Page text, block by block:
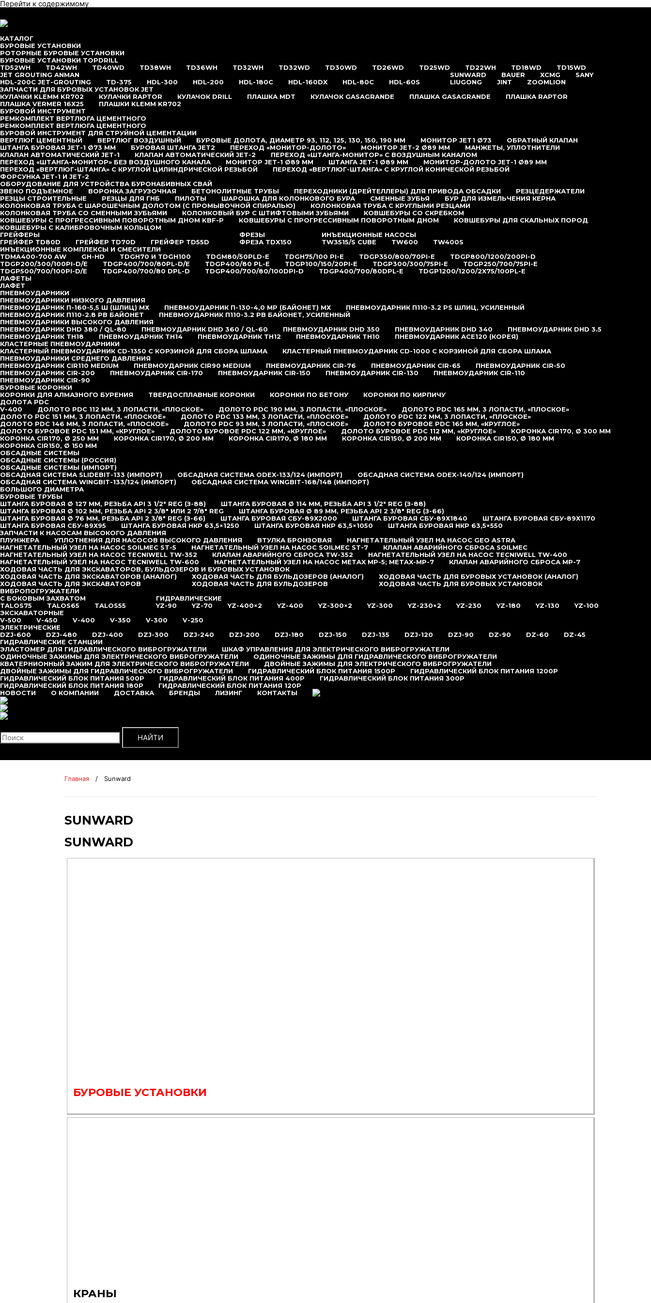
Перейти к содержимому
КАТАЛОГ
БУРОВЫЕ УСТАНОВКИ
РОТОРНЫЕ БУРОВЫЕ УСТАНОВКИ
БУРОВЫЕ УСТАНОВКИ TOPDRILL
TD52WH
TD42WH TD40WD TD38WH TD36WH TD32WH TD32WD TD30WD TD26WD TD25WD TD22WH TD18WD
TD15WD
JET GROUTING ANMAN
HDL-200C JET-GROUTING
TD-375 HDL-300 HDL-200 HDL-180С HDL-160DX HDL-80C HDL-60S
SUNWARD BAUER XCMG
SANY
LIUGONG
JINT
ZOOMLION
ЗАПЧАСТИ ДЛЯ БУРОВЫХ УСТАНОВОК JET
КУЛАЧКИ KLEMM KR702
КУЛАЧКИ RAPTOR КУЛАЧОК DRILL ПЛАШКА MDT КУЛАЧОК GASAGRANDE ПЛАШКА GASAGRANDE
ПЛАШКА RAPTOR
ПЛАШКА VERMER 16Х25
ПЛАШКИ KLEMM KR702
БУРОВОЙ ИНСТРУМЕНТ
РЕМКОМПЛЕКТ ВЕРТЛЮГА ЦЕМЕНТНОГО
РЕМКОМПЛЕКТ ВЕРТЛЮГА ЦЕМЕНТНОГО
БУРОВОЙ ИНСТРУМЕНТ ДЛЯ СТРУЙНОЙ ЦЕМЕНТАЦИИ
ВЕРТЛЮГ ЦЕМЕНТНЫЙ
ВЕРТЛЮГ ВОЗДУШНЫЙ БУРОВЫЕ ДОЛОТА, ДИАМЕТР 93, 112, 125, 130, 150, 190 ММ МОНИТОР JET1 Ø73
ОБРАТНЫЙ КЛАПАН
ШТАНГА БУРОВАЯ JET-1 Ø73 ММ
БУРОВАЯ ШТАНГА JET2 ПЕРЕХОД «МОНИТОР-ДОЛОТО» МОНИТОР JET-2 Ø89 ММ
МАНЖЕТЫ, УПЛОТНИТЕЛИ
КЛАПАН АВТОМАТИЧЕСКИЙ JET-1
КЛАПАН АВТОМАТИЧЕСКИЙ JET-2
ПЕРЕХОД «ШТАНГА-МОНИТОР» С ВОЗДУШНЫМ КАНАЛОМ
ПЕРЕХОД «ШТАНГА-МОНИТОР» БЕЗ ВОЗДУШНОГО КАНАЛА
МОНИТОР JET-1 Ø89 ММ ШТАНГА JET-1 Ø89 ММ
МОНИТОР-ДОЛОТО JET-1 Ø89 ММ
ПЕРЕХОД «ВЕРТЛЮГ-ШТАНГА» С КРУГЛОЙ ЦИЛИНДРИЧЕСКОЙ РЕЗЬБОЙ
ПЕРЕХОД «ВЕРТЛЮГ-ШТАНГА» С КРУГЛОЙ КОНИЧЕСКОЙ РЕЗЬБОЙ
ФОРСУНКА JET-1 И JET-2
ОБОРУДОВАНИЕ ДЛЯ УСТРОЙСТВА БУРОНАБИВНЫХ СВАЙ
ЗВЕНО ПОДЪЕМНОЕ
ВОРОНКА ЗАГРУЗОЧНАЯ БЕТОНОЛИТНЫЕ ТРУБЫ ПЕРЕХОДНИКИ (ДРЕЙТЕЛЛЕРЫ) ДЛЯ ПРИВОДА ОБСАДКИ
РЕЗЦЕДЕРЖАТЕЛИ
РЕЗЦЫ СТРОИТЕЛЬНЫЕ
РЕЗЦЫ ДЛЯ ГНБ ПИЛОТЫ ШАРОШКА ДЛЯ КОЛОНКОВОГО БУРА СМЕННЫЕ ЗУБЬЯ
БУР ДЛЯ ИЗМЕЛЬЧЕНИЯ КЕРНА
КОЛОНКОВАЯ ТРУБА С ШАРОШЕЧНЫМ ДОЛОТОМ (С ПРОМЫВОЧНОЙ СПИРАЛЬЮ)
КОЛОНКОВАЯ ТРУБА С КРУГЛЫМИ РЕЗЦАМИ
КОЛОНКОВАЯ ТРУБА СО СМЕННЫМИ ЗУБЬЯМИ
КОЛОНКОВЫЙ БУР С ШТИФТОВЫМИ ЗУБЬЯМИ
КОВШЕБУРЫ СО СКРЕБКОМ
КОВШЕБУРЫ С ПРОГРЕССИВНЫМ ПОВОРОТНЫМ ДНОМ KBF-P
КОВШЕБУРЫ С ПРОГРЕССИВНЫМ ПОВОРОТНЫМ ДНОМ
КОВШЕБУРЫ ДЛЯ СКАЛЬНЫХ ПОРОД
КОВШЕБУРЫ С КАЛИБРОВОЧНЫМ КОЛЬЦОМ
ГРЕЙФЕРЫ
ГРЕЙФЕР TD80D
ГРЕЙФЕР TD70D ГРЕЙФЕР TD55D
ФРЕЗЫ
ФРЕЗА TDX150
ИНЪЕКЦИОННЫЕ НАСОСЫ
TW3515/S CUBE
TW600
TW400S
ИНЪЕКЦИОННЫЕ КОМПЛЕКСЫ И СМЕСИТЕЛИ
TDMA400-700 AW
GH-HD TDGH70 И TDGH100 TDGM80/50PLD-E TDGH75/100 PI-E TDGP350/800/70PI-E
TDGP800/1200/200PI-D
TDGP200/300/100PI-D/E
TDGP400/700/80PL-D/E TDGP400/80 PL-E TDGP100/150/20PI-E TDGP300/300/75PI-E
TDGP250/700/75PI-E
TDGP500/700/100PI-D/E
TDGP400/700/80 DPL-D TDGP400/700/80/100DPI-D TDGP400/700/80DPL-E
TDGP1200/1200/2X75/100PL-E
ЛАФЕТЫ
ЛАФЕТ
ПНЕВМОУДАРНИКИ
ПНЕВМОУДАРНИКИ НИЗКОГО ДАВЛЕНИЯ
ПНЕВМОУДАРНИК П-160-5,5 Ш (ШЛИЦ) МХ
ПНЕВМОУДАРНИК П-130-4,0 MP (БАЙОНЕТ) МХ
ПНЕВМОУДАРНИК П110-3.2 РS ШЛИЦ, УСИЛЕННЫЙ
ПНЕВМОУДАРНИК П110-2.8 РВ БАЙОНЕТ
ПНЕВМОУДАРНИК П110-3.2 РB БАЙОНЕТ, УСИЛЕННЫЙ
ПНЕВМОУДАРНИКИ ВЫСОКОГО ДАВЛЕНИЯ
ПНЕВМОУДАРНИК DHD 380 / QL-80
ПНЕВМОУДАРНИК DHD 360 / QL-60 ПНЕВМОУДАРНИК DHD 350 ПНЕВМОУДАРНИК DHD 340
ПНЕВМОУДАРНИК DHD 3.5
ПНЕВМОУДАРНИК TH18
ПНЕВМОУДАРНИК TH14 ПНЕВМОУДАРНИК TH12 ПНЕВМОУДАРНИК TH10
ПНЕВМОУДАРНИК ACE120 (КОРЕЯ)
КЛАСТЕРНЫЕ ПНЕВМОУДАРНИКИ
КЛАСТЕРНЫЙ ПНЕВМОУДАРНИК CD-1350 С КОРЗИНОЙ ДЛЯ СБОРА ШЛАМА
КЛАСТЕРНЫЙ ПНЕВМОУДАРНИК CD-1000 С КОРЗИНОЙ ДЛЯ СБОРА ШЛАМА
ПНЕВМОУДАРНИКИ СРЕДНЕГО ДАВЛЕНИЯ
ПНЕВМОУДАРНИК CIR110 MEDIUM
ПНЕВМОУДАРНИК CIR90 MEDIUM ПНЕВМОУДАРНИК CIR-76 ПНЕВМОУДАРНИК CIR-65
ПНЕВМОУДАРНИК CIR-50
ПНЕВМОУДАРНИК CIR-200
ПНЕВМОУДАРНИК CIR-170 ПНЕВМОУДАРНИК CIR-150 ПНЕВМОУДАРНИК CIR-130
ПНЕВМОУДАРНИК CIR-110
ПНЕВМОУДАРНИК CIR-90
БУРОВЫЕ КОРОНКИ
КОРОНКИ ДЛЯ АЛМАЗНОГО БУРЕНИЯ
ТВЕРДОСПЛАВНЫЕ КОРОНКИ КОРОНКИ ПО БЕТОНУ
КОРОНКИ ПО КИРПИЧУ
ДОЛОТА PDC
V-400
ДОЛОТО PDC 112 ММ, 3 ЛОПАСТИ, «ПЛОСКОЕ» ДОЛОТО PDC 190 ММ, 3 ЛОПАСТИ, «ПЛОСКОЕ»
ДОЛОТО PDC 165 ММ, 3 ЛОПАСТИ, «ПЛОСКОЕ»
ДОЛОТО PDC 151 ММ, 3 ЛОПАСТИ, «ПЛОСКОЕ»
ДОЛОТО PDC 133 ММ, 3 ЛОПАСТИ, «ПЛОСКОЕ»
ДОЛОТО PDC 122 ММ, 3 ЛОПАСТИ, «ПЛОСКОЕ»
ДОЛОТО PDC 146 ММ, 3 ЛОПАСТИ, «ПЛОСКОЕ»
ДОЛОТО PDC 93 ММ, 3 ЛОПАСТИ, «ПЛОСКОЕ»
ДОЛОТО БУРОВОЕ PDC 165 ММ, «КРУГЛОЕ»
ДОЛОТО БУРОВОЕ PDC 151 ММ, «КРУГЛОЕ»
ДОЛОТО БУРОВОЕ PDC 122 ММ, «КРУГЛОЕ» ДОЛОТО БУРОВОЕ PDC 112 ММ, «КРУГЛОЕ»
КОРОНКА CIR170, Ø 300 ММ
КОРОНКА CIR170, Ø 250 ММ
КОРОНКА CIR170, Ø 200 ММ КОРОНКА CIR170, Ø 180 ММ КОРОНКА CIR150, Ø 200 ММ
КОРОНКА CIR150, Ø 180 ММ
КОРОНКА CIR150, Ø 150 ММ
ОБСАДНЫЕ СИСТЕМЫ
ОБСАДНЫЕ СИСТЕМЫ (РОССИЯ)
ОБСАДНЫЕ СИСТЕМЫ (ИМПОРТ)
ОБСАДНАЯ СИСТЕМА SLIDEBIT-133 (ИМПОРТ)
ОБСАДНАЯ СИСТЕМА ODEX-133/124 (ИМПОРТ)
ОБСАДНАЯ СИСТЕМА ODEX-140/124 (ИМПОРТ)
ОБСАДНАЯ СИСТЕМА WINGBIT-133/124 (ИМПОРТ)
ОБСАДНАЯ СИСТЕМА WINGBIT-168/148 (ИМПОРТ)
БОЛЬШОГО ДИАМЕТРА
БУРОВЫЕ ТРУБЫ
ШТАНГА БУРОВАЯ Ø 127 ММ, РЕЗЬБА API 3 1/2″ REG (З-88)
ШТАНГА БУРОВАЯ Ø 114 ММ, РЕЗЬБА API 3 1/2″ REG (З-88)
ШТАНГА БУРОВАЯ Ø 102 ММ, РЕЗЬБА API 2 3/8″ ИЛИ 2 7/8″ REG
ШТАНГА БУРОВАЯ Ø 89 ММ, РЕЗЬБА API 2 3/8″ REG (З-66)
ШТАНГА БУРОВАЯ Ø 76 ММ, РЕЗЬБА API 2 3/8″ REG (З-66)
ШТАНГА БУРОВАЯ СБУ-89Х2000 ШТАНГА БУРОВАЯ СБУ-89Х1840
ШТАНГА БУРОВАЯ СБУ-89Х1170
ШТАНГА БУРОВАЯ СБУ-89Х95
ШТАНГА БУРОВАЯ НКР 63,5×1250 ШТАНГА БУРОВАЯ НКР 63,5×1050
ШТАНГА БУРОВАЯ НКР 63,5×550
ЗАПЧАСТИ К НАСОСАМ ВЫСОКОГО ДАВЛЕНИЯ
ПЛУНЖЕРА
УПЛОТНЕНИЯ ДЛЯ НАСОСОВ ВЫСОКОГО ДАВЛЕНИЯ ВТУЛКА БРОНЗОВАЯ
НАГНЕТАТЕЛЬНЫЙ УЗЕЛ НА НАСОС GEO ASTRA
НАГНЕТАТЕЛЬНЫЙ УЗЕЛ НА НАСОС SOILMEC ST-5
НАГНЕТАТЕЛЬНЫЙ УЗЕЛ НА НАСОС SOILMEC ST-7
КЛАПАН АВАРИЙНОГО СБРОСА SOILMEC
НАГНЕТАТЕЛЬНЫЙ УЗЕЛ НА НАСОС TECNIWELL TW-352
КЛАПАН АВАРИЙНОГО СБРОСА TW-352
НАГНЕТАТЕЛЬНЫЙ УЗЕЛ НА НАСОС TECNIWELL TW-400
НАГНЕТАТЕЛЬНЫЙ УЗЕЛ НА НАСОС TECNIWELL TW-600
НАГНЕТАТЕЛЬНЫЙ УЗЕЛ НА НАСОС METAX MP-5; METAX-MP-7
КЛАПАН АВАРИЙНОГО СБРОСА MP-7
ХОДОВАЯ ЧАСТЬ ДЛЯ ЭКСКАВАТОРОВ, БУЛЬДОЗЕРОВ И БУРОВЫХ УСТАНОВОК
ХОДОВАЯ ЧАСТЬ ДЛЯ ЭКСКАВАТОРОВ (АНАЛОГ)
ХОДОВАЯ ЧАСТЬ ДЛЯ ЭКСКАВАТОРОВ
ХОДОВАЯ ЧАСТЬ ДЛЯ БУЛЬДОЗЕРОВ (АНАЛОГ)
ХОДОВАЯ ЧАСТЬ ДЛЯ БУЛЬДОЗЕРОВ
ХОДОВАЯ ЧАСТЬ ДЛЯ БУРОВЫХ УСТАНОВОК (АНАЛОГ)
ХОДОВАЯ ЧАСТЬ ДЛЯ БУРОВЫХ УСТАНОВОК
ВИБРОПОГРУЖАТЕЛИ
С БОКОВЫМ ЗАХВАТОМ
TALOS75
TALOS65 TALOS55
ГИДРАВЛИЧЕСКИЕ
YZ-90
YZ-70 YZ-400×2 YZ-400 YZ-300×2 YZ-300 YZ-230×2 YZ-230 YZ-180 YZ-130
YZ-100
ЭКСКАВАТОРНЫЕ
V-500
V-450 V-400 V-350 V-300
V-250
ЭЛЕКТРИЧЕСКИЕ
DZJ-600
DZJ-480 DZJ-400 DZJ-300 DZJ-240 DZJ-200 DZJ-180 DZJ-150 DZJ-135 DZJ-120 DZJ-90 DZ-90 DZ-60
DZ-45
ГИДРАВЛИЧЕСКИЕ СТАНЦИИ
ЭЛАСТОМЕР ДЛЯ ГИДРАВЛИЧЕСКОГО ВИБРОГРУЖАТЕЛИ
ШКАФ УПРАВЛЕНИЯ ДЛЯ ЭЛЕКТРИЧЕСКОГО ВИБРОГРУЖАТЕЛИ
ОДИНОЧНЫЕ ЗАЖИМЫ ДЛЯ ЭЛЕКТРИЧЕСКОГО ВИБРОГРУЖАТЕЛИ
ОДИНОЧНЫЕ ЗАЖИМЫ ДЛЯ ГИДРАВЛИЧЕСКОГО ВИБРОГРУЖАТЕЛИ
КВАТЕРНИОННЫЙ ЗАЖИМ ДЛЯ ЭЛЕКТРИЧЕСКОГО ВИБРОГРУЖАТЕЛИ
ДВОЙНЫЕ ЗАЖИМЫ ДЛЯ ЭЛЕКТРИЧЕСКОГО ВИБРОГРУЖАТЕЛИ
ДВОЙНЫЕ ЗАЖИМЫ ДЛЯ ГИДРАВЛИЧЕСКОГО ВИБРОГРУЖАТЕЛИ
ГИДРАВЛИЧЕСКИЙ БЛОК ПИТАНИЯ 1500P
ГИДРАВЛИЧЕСКИЙ БЛОК ПИТАНИЯ 1200P
ГИДРАВЛИЧЕСКИЙ БЛОК ПИТАНИЯ 500P
ГИДРАВЛИЧЕСКИЙ БЛОК ПИТАНИЯ 400P
ГИДРАВЛИЧЕСКИЙ БЛОК ПИТАНИЯ 300P
ГИДРАВЛИЧЕСКИЙ БЛОК ПИТАНИЯ 180P
ГИДРАВЛИЧЕСКИЙ БЛОК ПИТАНИЯ 120P
НОВОСТИ
О КОМПАНИИ ДОСТАВКА БРЕНДЫ ЛИЗИНГ КОНТАКТЫ
НАЙТИ
Главная / Sunward
SUNWARD
SUNWARD
БУРОВЫЕ УСТАНОВКИ
КРАНЫ